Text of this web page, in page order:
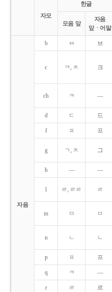
자모
한글
모음 앞
자음
앞ㆍ어말
자음
b ㅂ 브
c ㅋ, ㅊ 크
ch ㅋ ―
d ㄷ 드
f ㅍ 프
g ㄱ, ㅈ 그
h ― ―
l ㄹ, ㄹㄹ ㄹ
m ㅁ ㅁ
n ㄴ ㄴ
p ㅍ 프
q ㅋ ―
r ㄹ 르